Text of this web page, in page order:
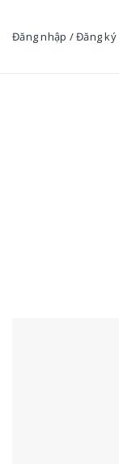
Đăng nhập / Đăng ký